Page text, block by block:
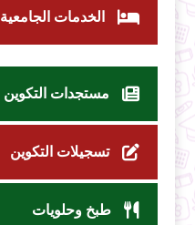
الخدمات الجامعية
مستجدات التكوين
تسجيلات التكوين
طبخ وحلويات